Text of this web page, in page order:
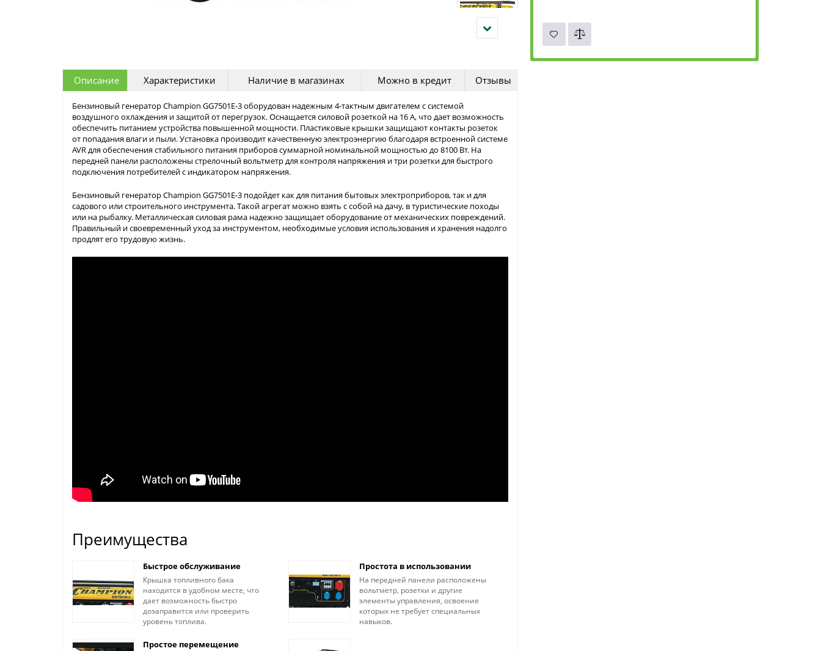
Описание Характеристики Наличие в магазинах Можно в кредит Отзывы
Бензиновый генератор Champion GG7501E-3 оборудован надежным 4-тактным двигателем с системой
воздушного охлаждения и защитой от перегрузок. Оснащается силовой розеткой на 16 А, что дает возможность
обеспечить питанием устройства повышенной мощности. Пластиковые крышки защищают контакты розеток
от попадания влаги и пыли. Установка производит качественную электроэнергию благодаря встроенной системе
AVR для обеспечения стабильного питания приборов суммарной номинальной мощностью до 8100 Вт. На
передней панели расположены стрелочный вольтметр для контроля напряжения и три розетки для быстрого
подключения потребителей с индикатором напряжения.
Бензиновый генератор Champion GG7501E-3 подойдет как для питания бытовых электроприборов, так и для
садового или строительного инструмента. Такой агрегат можно взять с собой на дачу, в туристические походы
или на рыбалку. Металлическая силовая рама надежно защищает оборудование от механических повреждений.
Правильный и своевременный уход за инструментом, необходимые условия использования и хранения надолго
продлят его трудовую жизнь.
Преимущества
Быстрое обслуживание
Крышка топливного бака
находится в удобном месте, что
дает возможность быстро
дозаправится или проверить
уровень топлива.
Простота в использовании
На передней панели расположены
вольтметр, розетки и другие
элементы управления, освоение
которых не требует специальных
навыков.
Простое перемещение